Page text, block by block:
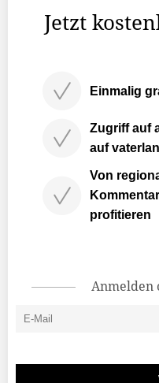
Jetzt
Einmalig
Zugriff auf
auf
Von
profitieren